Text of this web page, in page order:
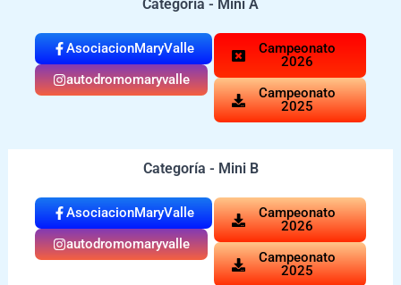
Categoría - Mini A
AsociacionMaryValle
autodromomaryvalle
Campeonato
2026
Campeonato
2025
Categoría - Mini B
AsociacionMaryValle
autodromomaryvalle
Campeonato
2026
Campeonato
2025